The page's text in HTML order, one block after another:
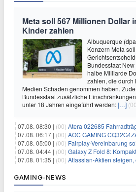
Meta soll 567 Millionen Dollar
Kinder zahlen
Albuquerque
Konzern Meta
Bundesstaat
halbe Milliarde
zahlen, die durch
Medien Schaden genommen haben.
Bundesstaat zusätzliche
unter 18 Jahren eingeführt werden:[…]
07.08. 08:30 | (00) Atera 022685
07.08. 06:17 | (00) AOC GAMING CQ32G4ZA – Ein
07.08. 05:00 | (00) Fairplay-Vereinbarung soll
07.08. 04:44 | (00) Galaxy Z Fold 8: Kompakt,
07.08. 01:35 | (00) Atlassian-Aktien steigen, da
GAMING-NEWS